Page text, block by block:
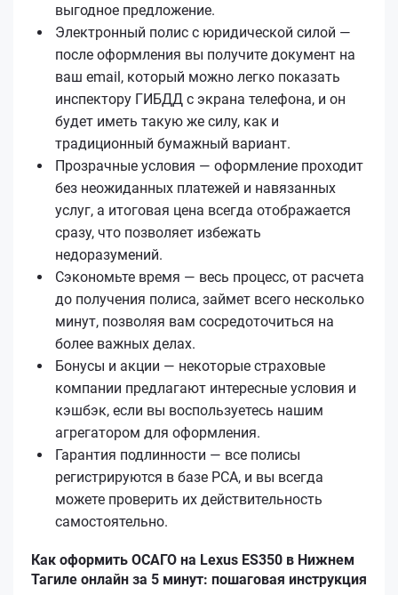
выгодное предложение.
Электронный полис с юридической силой —
после оформления вы получите документ на
ваш email, который можно легко показать
инспектору ГИБДД с экрана телефона, и он
будет иметь такую же силу, как и
традиционный бумажный вариант.
Прозрачные условия — оформление проходит
без неожиданных платежей и навязанных
услуг, а итоговая цена всегда отображается
сразу, что позволяет избежать
недоразумений.
Сэкономьте время — весь процесс, от расчета
до получения полиса, займет всего несколько
минут, позволяя вам сосредоточиться на
более важных делах.
Бонусы и акции — некоторые страховые
компании предлагают интересные условия и
кэшбэк, если вы воспользуетесь нашим
агрегатором для оформления.
Гарантия подлинности — все полисы
регистрируются в базе РСА, и вы всегда
можете проверить их действительность
самостоятельно.
Как оформить ОСАГО на Lexus ES350 в Нижнем
Тагиле онлайн за 5 минут: пошаговая инструкция